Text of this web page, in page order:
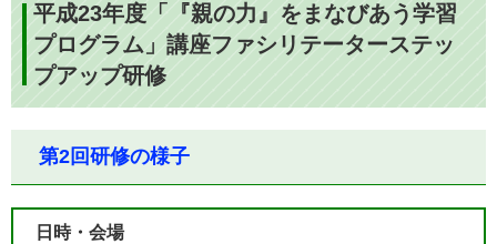
平成23年度「『親の力』をまなびあう学習
プログラム」講座ファシリテーターステッ
プアップ研修
第2回研修の様子
日時・会場